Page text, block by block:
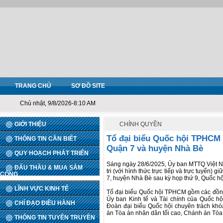
TRANG CHỦ SƠ ĐỒ SITE
Chủ nhật, 9/8/2026-8:10 AM
GIỚI THIỆU
THÔNG TIN CẦN BIẾT
QUY HOẠCH PHÁT TRIỂN
ĐẤU THẦU & MUA SẮM
CÔNG
LĨNH VỰC KINH TẾ
CHỈ ĐẠO ĐIỀU HÀNH
THÔNG TIN TUYÊN TRUYỀN
CHÍNH QUYỀN
Tổ đại biểu Quốc hội
Quận 7 và huyện Nhà Bè
Sáng ngày 28/6/2025, Ủy ban MTTQ Việt
tri (với hình thức trực tiếp và trực tuyến)
7, huyện Nhà Bè sau kỳ họp thứ 9, Quốc
Tổ đại biểu Quốc hội TPHCM gồm các
Ủy ban Kinh tế và Tài chính của Quốc
Đoàn đại biểu Quốc hội chuyên trách
án Tòa án nhân dân tối cao, Chánh án